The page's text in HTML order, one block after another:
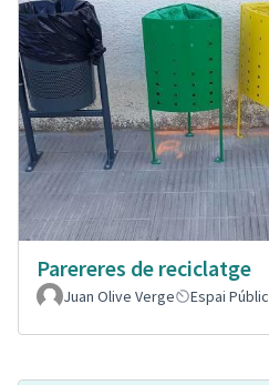
Parereres de reciclatge
Juan Olive Verge
Espai Públic